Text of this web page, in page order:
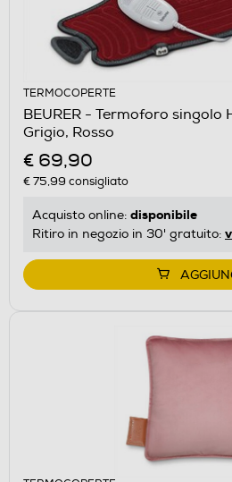
TERMOCOPERTE
BEURER - Termoforo singolo
Grigio, Rosso
€ 69,90
€ 75,99 consigliato
Acquisto online: disponibile
Ritiro in negozio in 30' gratuito: